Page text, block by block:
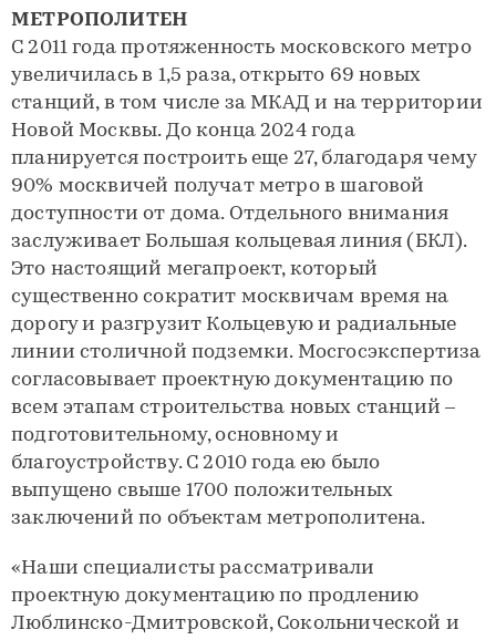
МЕТРОПОЛИТЕН
С 2011 года протяженность московского метро
увеличилась в 1,5 раза, открыто 69 новых
станций, в том числе за МКАД и на территории
Новой Москвы. До конца 2024 года
планируется построить еще 27, благодаря чему
90% москвичей получат метро в шаговой
доступности от дома. Отдельного внимания
заслуживает Большая кольцевая линия (БКЛ).
Это настоящий мегапроект, который
существенно сократит москвичам время на
дорогу и разгрузит Кольцевую и радиальные
линии столичной подземки. Мосгосэкспертиза
согласовывает проектную документацию по
всем этапам строительства новых станций –
подготовительному, основному и
благоустройству. С 2010 года ею было
выпущено свыше 1700 положительных
заключений по объектам метрополитена.
«Наши специалисты рассматривали
проектную документацию по продлению
Люблинско-Дмитровской, Сокольнической и